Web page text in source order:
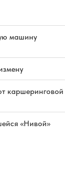
машину
каршеринговой
«Нивой»